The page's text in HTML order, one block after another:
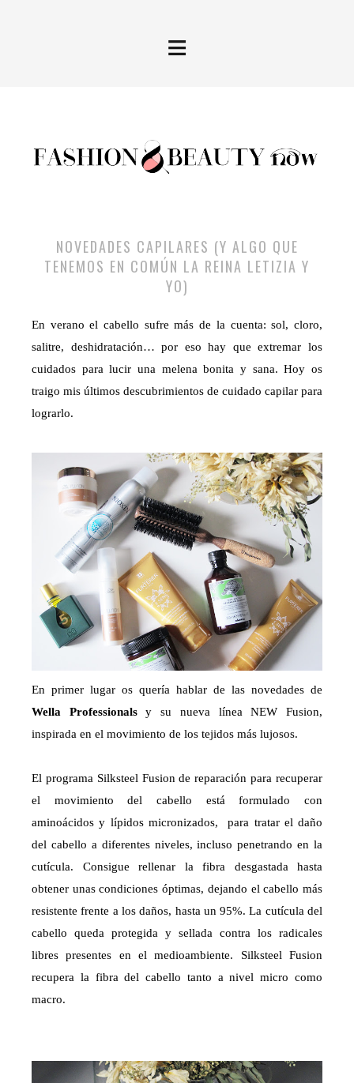
≡
NOVEDADES CAPILARES (Y ALGO QUE
TENEMOS EN COMÚN LA REINA LETIZIA Y
YO)
En verano el cabello sufre más de la cuenta: sol, cloro,
salitre, deshidratación… por eso hay que extremar los
cuidados para lucir una melena bonita y sana. Hoy os
traigo mis últimos descubrimientos de cuidado capilar para
lograrlo.
En primer lugar os quería hablar de las novedades de
Wella Professionalsy su nueva línea NEW Fusion,
inspirada en el movimiento de los tejidos más lujosos.
El programa Silksteel Fusion de reparación para recuperar
el movimiento del cabello está formulado con
aminoácidos y lípidos micronizados, para tratar el daño
del cabello a diferentes niveles, incluso penetrando en la
cutícula. Consigue rellenar la fibra desgastada hasta
obtener unas condiciones óptimas, dejando el cabello más
resistente frente a los daños, hasta un 95%. La cutícula del
cabello queda protegida y sellada contra los radicales
libres presentes en el medioambiente. Silksteel Fusion
recupera la fibra del cabello tanto a nivel micro como
macro.